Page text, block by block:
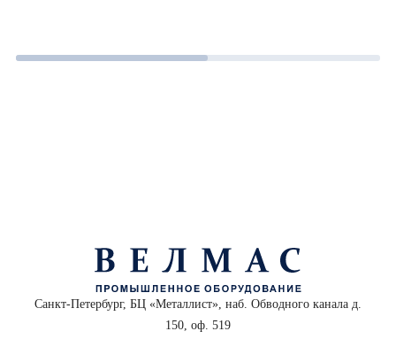
Санкт-Петербург, БЦ «Металлист», наб. Обводного канала д.
150, оф. 519